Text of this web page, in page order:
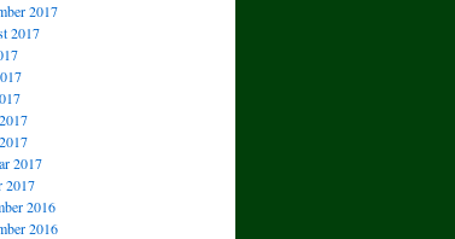
2017
2017
2017
2017
2016
2016